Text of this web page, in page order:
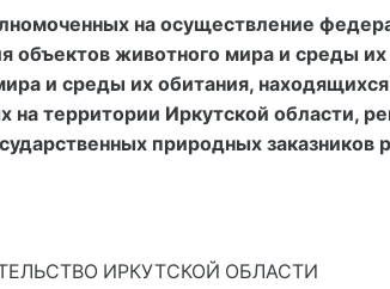
на осуществление
объектов животного мира и среды
и среды их обитания,
территории Иркутской области,
природных заказников
ИРКУТСКОЙ ОБЛАСТИ